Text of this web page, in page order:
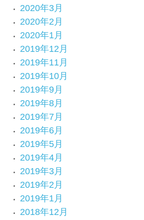
2020年3月
2020年2月
2020年1月
2019年12月
2019年11月
2019年10月
2019年9月
2019年8月
2019年7月
2019年6月
2019年5月
2019年4月
2019年3月
2019年2月
2019年1月
2018年12月